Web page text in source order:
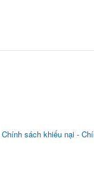
Chính sách khiếu nại-